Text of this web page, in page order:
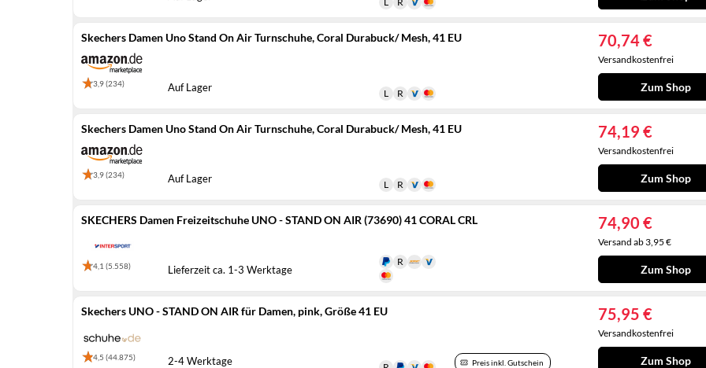
Skechers Damen Uno Stand On Air Turnschuhe, Coral Durabuck/ Mesh, 41 EU
3,9 (234) Auf Lager
70,74 €
Versandkostenfrei
Zum Shop
Skechers Damen Uno Stand On Air Turnschuhe, Coral Durabuck/ Mesh, 41 EU
3,9 (234) Auf Lager
74,19 €
Versandkostenfrei
Zum Shop
SKECHERS Damen Freizeitschuhe UNO - STAND ON AIR (73690) 41 CORAL CRL
4,1 (5.558) Lieferzeit ca. 1-3 Werktage
74,90 €
Versand ab 3,95 €
Zum Shop
Skechers UNO - STAND ON AIR für Damen, pink, Größe 41 EU
4,5 (44.875)
Preis inkl. Gutschein
2-4 Werktage
75,95 €
Versandkostenfrei
Zum Shop